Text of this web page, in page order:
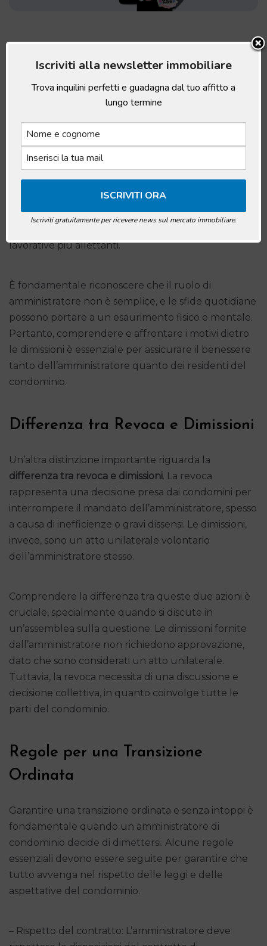
Motivi per le Dimissioni di un
Amministratore
dell’amministratore di condominio
molteplici e variano da situazione a situazione. Tra le
ragioni più comuni vi sono il sovraccarico di lavoro,
conflitti con i condomini e problemi personali come
malattie o impegni familiari. In alcuni casi, le
dimissioni possono anche derivare da insoddisfazione
lavorative più allettanti.
È fondamentale riconoscere che il ruolo di
amministratore non è semplice, e le sfide quotidiane
possono portare a un esaurimento fisico e mentale.
Pertanto, comprendere e affrontare i motivi dietro
le dimissioni è essenziale per assicurare il benessere
tanto dell’amministratore quanto dei residenti del
condominio.
Differenza tra Revoca e Dimissioni
Un’altra distinzione importante riguarda la
differenza tra revoca e dimissioni. La revoca
rappresenta una decisione presa dai condomini per
interrompere il mandato dell’amministratore, spesso
a causa di inefficienze o gravi dissensi. Le dimissioni,
invece, sono un atto unilaterale volontario
dell’amministratore stesso.
Comprendere la differenza tra queste due azioni è
cruciale, specialmente quando si discute in
un’assemblea sulla questione. Le dimissioni fornite
dall’amministratore non richiedono approvazione,
dato che sono considerati un atto unilaterale.
Tuttavia, la revoca necessita di una discussione e
decisione collettiva, in quanto coinvolge tutte le
parti del condominio.
Regole per una Transizione
Ordinata
Garantire una transizione ordinata e senza intoppi è
fondamentale quando un amministratore di
condominio decide di dimettersi. Alcune regole
essenziali devono essere seguite per garantire che
tutto avvenga nel rispetto delle leggi e delle
aspettative del condominio.
– Rispetto del contratto: L’amministratore deve
Iscriviti alla newsletter immobiliare
Trova inquilini perfetti e guadagna dal tuo affitto a
lungo termine
Iscriviti gratuitamente per ricevere news sul mercato immobiliare.